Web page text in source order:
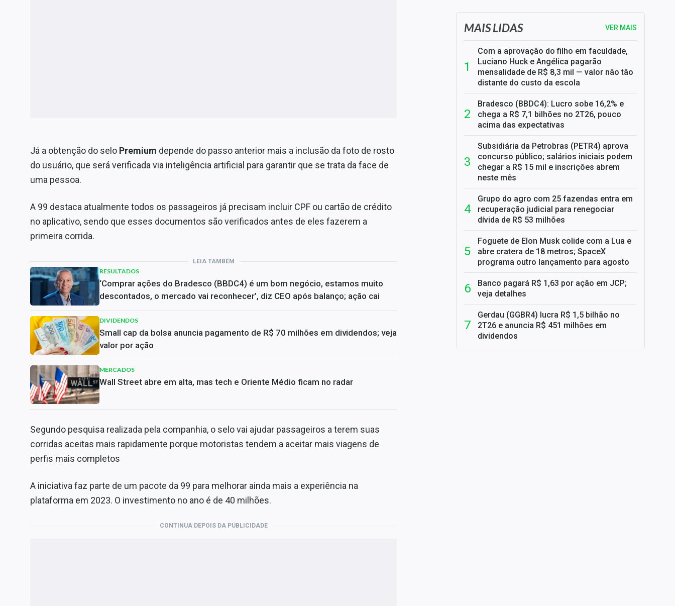
Já a obtenção do selo Premium depende do passo anterior mais a inclusão da foto de rosto
do usuário, que será verificada via inteligência artificial para garantir que se trata da face de
uma pessoa.
A 99 destaca atualmente todos os passageiros já precisam incluir CPF ou cartão de crédito
no aplicativo, sendo que esses documentos são verificados antes de eles fazerem a
primeira corrida.
LEIA TAMBÉM
RESULTADOS
‘Comprar ações do Bradesco (BBDC4) é um bom negócio, estamos muito
descontados, o mercado vai reconhecer’, diz CEO após balanço; ação cai
DIVIDENDOS
Small cap da bolsa anuncia pagamento de R$ 70 milhões em dividendos; veja
valor por ação
MERCADOS
Wall Street abre em alta, mas tech e Oriente Médio ficam no radar
Segundo pesquisa realizada pela companhia, o selo vai ajudar passageiros a terem suas
corridas aceitas mais rapidamente porque motoristas tendem a aceitar mais viagens de
perfis mais completos
A iniciativa faz parte de um pacote da 99 para melhorar ainda mais a experiência na
plataforma em 2023. O investimento no ano é de 40 milhões.
CONTINUA DEPOIS DA PUBLICIDADE
MAIS LIDAS VER MAIS
Com a aprovação do filho em faculdade,
Luciano Huck e Angélica pagarão
mensalidade de R$ 8,3 mil — valor não tão
distante do custo da escola
Bradesco (BBDC4): Lucro sobe 16,2% e
chega a R$ 7,1 bilhões no 2T26, pouco
acima das expectativas
Subsidiária da Petrobras (PETR4) aprova
concurso público; salários iniciais podem
chegar a R$ 15 mil e inscrições abrem
neste mês
Grupo do agro com 25 fazendas entra em
recuperação judicial para renegociar
dívida de R$ 53 milhões
Foguete de Elon Musk colide com a Lua e
abre cratera de 18 metros; SpaceX
programa outro lançamento para agosto
Banco pagará R$ 1,63 por ação em JCP;
veja detalhes
Gerdau (GGBR4) lucra R$ 1,5 bilhão no
2T26 e anuncia R$ 451 milhões em
dividendos